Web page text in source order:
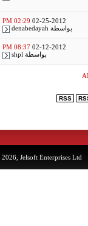
02-25-2012
02:29 PM
بواسطةdenabedayah
02-12-2012
08:37 PM
بواسطةshpl
RSS
- 2026, Jelsoft Enterprises